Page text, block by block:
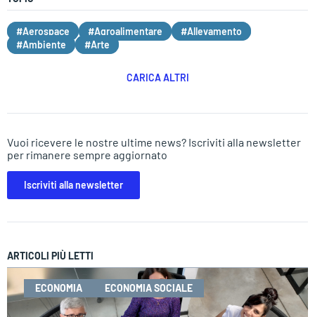
#Aerospace #Agroalimentare
#Allevamento
#Ambiente
#Arte
CARICA ALTRI
Vuoi ricevere le nostre ultime news? Iscriviti alla newsletter
per rimanere sempre aggiornato
Iscriviti alla newsletter
ARTICOLI PIÙ LETTI
ECONOMIA ECONOMIA SOCIALE